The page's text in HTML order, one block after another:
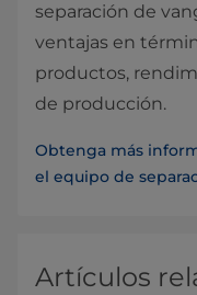
separación de
ventajas en
productos,
de producción.
Obtenga más
el equipo de
Artículos